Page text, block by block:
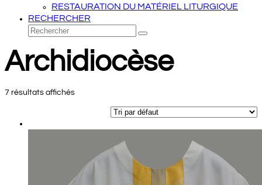
RESTAURATION DU MATÉRIEL LITURGIQUE
RECHERCHER
Rechercher
Envoyer
Archidiocèse
7 résultats affichés